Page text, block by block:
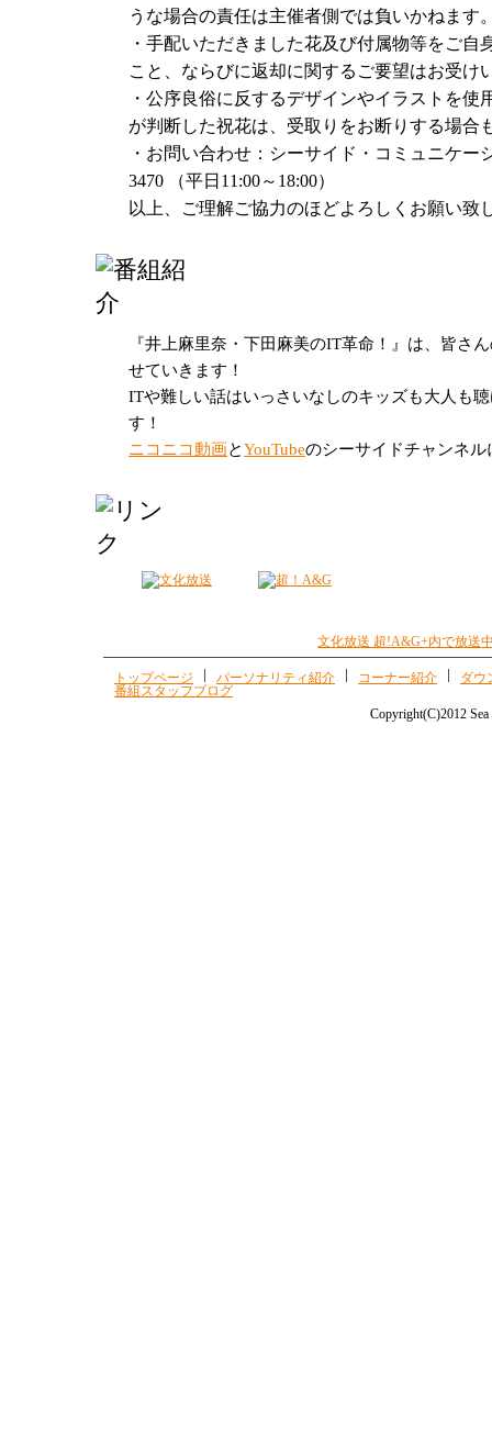
受付URL：https://www.animate-onlineshop.jp/pn/
【「井上麻里奈・下田麻美のIT革命！春の祭
～」概要】
◆出演：井上麻里奈、下田麻美
◆日程：2017年4月1日（日）
◆まえ編：13:00開場／14:00開演
◆うしろ編：17:00開場／18:00開演
北の丸公園2-1）
【フラワースタンド・楽屋花について】
ファンの皆様におかれましては、心のこもっ
出演者・スタッフ一同心より感謝しておりま
ご手配される際は、以下のガイドラインに沿
うお願い申し上げます。
致します。
す。
4月1日(日)20時頃
〒102-0091 東京都千代田区北の丸公園2-1
科学技術館 サイエンスホール 気付
うな場合の責任は主催者側では負いかねます
・手配いただきました花及び付属物等をご自
こと、ならびに返却に関するご要望はお受け
・公序良俗に反するデザインやイラストを使
が判断した祝花は、受取りをお断りする場合
・お問い合わせ：シーサイド・コミュニケー
3470 （平日11:00～18:00）
以上、ご理解ご協力のほどよろしくお願い致
『井上麻里奈・下田麻美のIT革命！』は、皆さ
せていきます！
ITや難しい話はいっさいなしのキッズも大人も
す！
ニコニコ動画とYouTubeのシーサイドチャンネ
文化放送 超!A&G+内で放送
トップページ パーソナリティ紹介 コーナー紹介
ダウ
番組スタッフブログ
Copyright(C)2012